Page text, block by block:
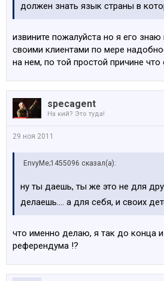
должен знать язык страны в
извините пожалуйста но я его
своими клиентами по мере
на нем, по той простой причине
specagent
На кий? Это туда!
29 ноя 2011
EnvyMe;1455096 сказал(а):
ну ты даешь, ты же это не для
делаешь.... а для себя, и своих
что именно делаю, я так до конца
референдума !?